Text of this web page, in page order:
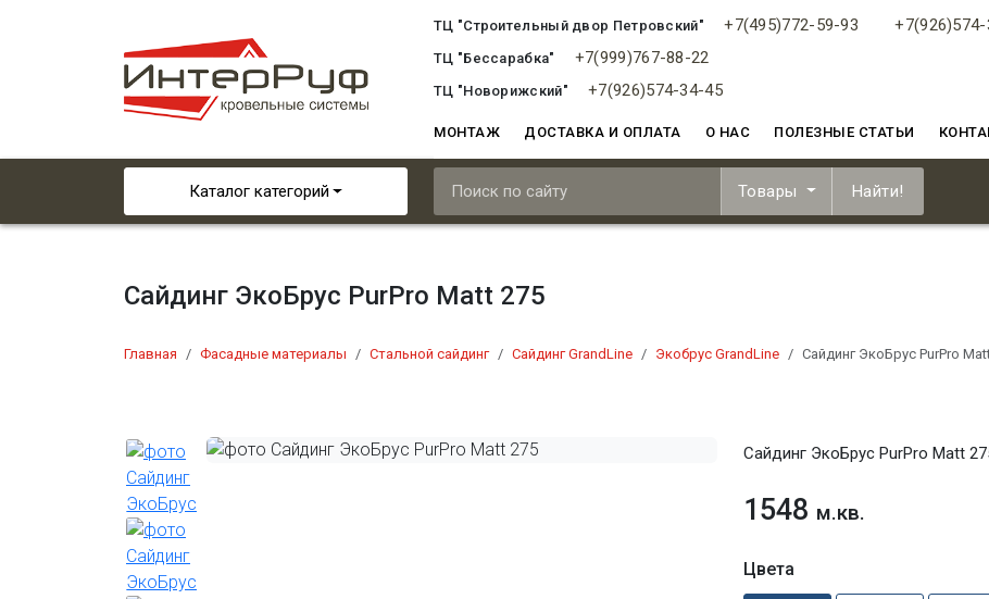
ТЦ "Строительный двор Петровский" +7(495)772-59-93
ТЦ "Бессарабка" +7(999)767-88-22
ТЦ "Новорижский" +7(926)574-34-45
МОНТАЖ ДОСТАВКА И ОПЛАТА О НАС ПОЛЕЗНЫЕ СТАТЬИ
Каталог категорий Товары Найти!
Сайдинг ЭкоБрус PurPro Matt 275
Главная Фасадные материалы Стальной сайдинг Сайдинг GrandLine Экобрус GrandLine Сайдинг ЭкоБрус PurPro
Сайдинг ЭкоБрус PurPro Matt
1548 м.кв.
Цвета